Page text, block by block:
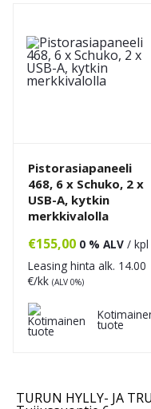
Pistorasiapaneeli
468, 6 x Schuko, 2 x
USB-A, kytkin
merkkivalolla
€155,00 0 % ALV / kpl
Leasing hinta alk. 14.00
€/kk (ALV 0%)
tuote
TURUN HYLLY- JA